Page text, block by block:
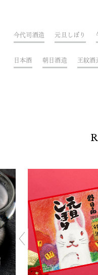
今代司酒造 元旦しぼり
日本酒 朝日酒造 王紋酒